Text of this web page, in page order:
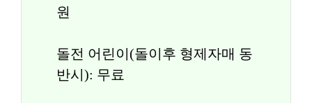
원
돌전 어린이(돌이후 형제자매 동
반시): 무료